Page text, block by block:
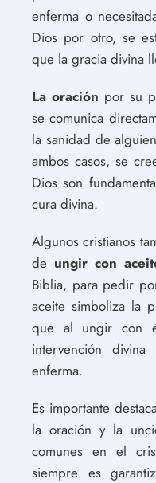
enferma o
Dios por otro, se
que la gracia divina
La oración por su
se comunica
la sanidad de
ambos casos, se
Dios son
cura divina.
Algunos cristianos
de ungir con
Biblia, para pedir
aceite simboliza la
que al ungir con
intervención
enferma.
Es importante
la oración y la
comunes en el
siempre es